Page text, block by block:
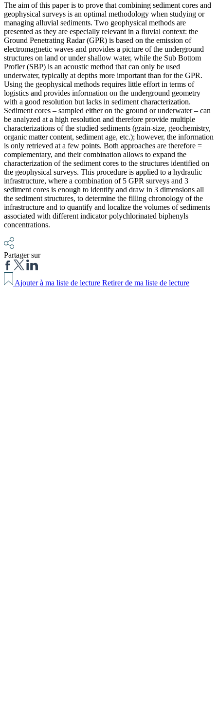
The aim of this paper is to prove that combining sediment cores and
geophysical surveys is an optimal methodology when studying or
managing alluvial sediments. Two geophysical methods are
presented as they are especially relevant in a ﬂuvial context: the
Ground Penetrating Radar (GPR) is based on the emission of
electromagnetic waves and provides a picture of the underground
structures on land or under shallow water, while the Sub Bottom
Profler (SBP) is an acoustic method that can only be used
underwater, typically at depths more important than for the GPR.
Using the geophysical methods requires little effort in terms of
logistics and provides information on the underground geometry
with a good resolution but lacks in sediment characterization.
Sediment cores – sampled either on the ground or underwater – can
be analyzed at a high resolution and therefore provide multiple
characterizations of the studied sediments (grain-size, geochemistry,
organic matter content, sediment age, etc.); however, the information
is only retrieved at a few points. Both approaches are therefore =
complementary, and their combination allows to expand the
characterization of the sediment cores to the structures identified on
the geophysical surveys. This procedure is applied to a hydraulic
infrastructure, where a combination of 5 GPR surveys and 3
sediment cores is enough to identify and draw in 3 dimensions all
the sediment structures, to determine the filling chronology of the
infrastructure and to quantify and localize the volumes of sediments
associated with different indicator polychlorinated biphenyls
concentrations.
Partager sur
Ajouter à ma liste de lecture Retirer de ma liste de lecture